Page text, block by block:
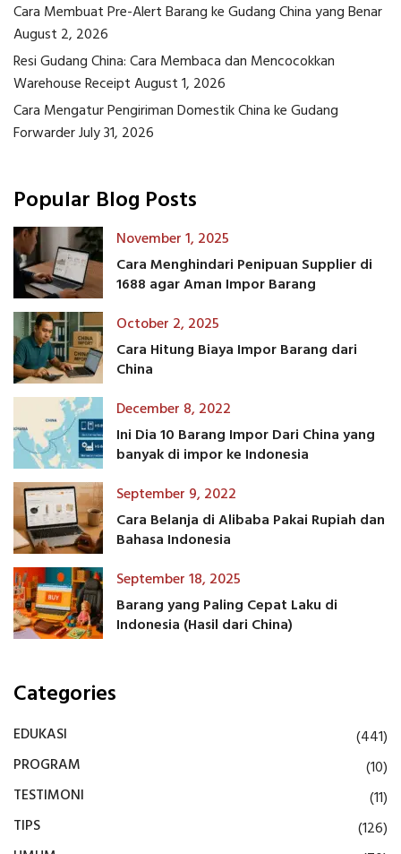
Cara Membuat Pre-Alert Barang ke Gudang China yang Benar
August 2, 2026
Resi Gudang China: Cara Membaca dan Mencocokkan
Warehouse ReceiptAugust 1, 2026
Cara Mengatur Pengiriman Domestik China ke Gudang
ForwarderJuly 31, 2026
Popular Blog Posts
November 1, 2025
Cara Menghindari Penipuan Supplier di
1688 agar Aman Impor Barang
October 2, 2025
Cara Hitung Biaya Impor Barang dari
China
December 8, 2022
Ini Dia 10 Barang Impor Dari China yang
banyak di impor ke Indonesia
September 9, 2022
Cara Belanja di Alibaba Pakai Rupiah dan
Bahasa Indonesia
September 18, 2025
Barang yang Paling Cepat Laku di
Indonesia (Hasil dari China)
Categories
EDUKASI
(441)
PROGRAM
(10)
TESTIMONI
(11)
TIPS
(126)